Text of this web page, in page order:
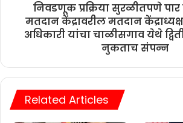
निवडणूक प्रक्रिया सुरळीतपणे पार
मतदान केंद्रावरील मतदान
अधिकारी यांचा चाळीसगाव येथे
नुकताच संपन्न
Related Articles